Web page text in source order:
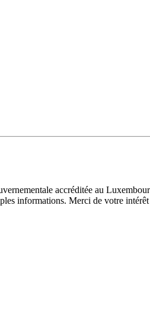
accréditée au
informations. Merci de votre